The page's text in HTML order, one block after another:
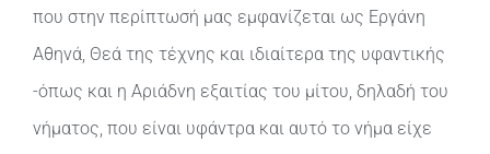
που στην περίπτωσή μας εμφανίζεται ως Εργάνη
Αθηνά, Θεά της τέχνης και ιδιαίτερα της υφαντικής
-όπως και η Αριάδνη εξαιτίας του μίτου, δηλαδή του
νήματος, που είναι υφάντρα και αυτό το νήμα είχε